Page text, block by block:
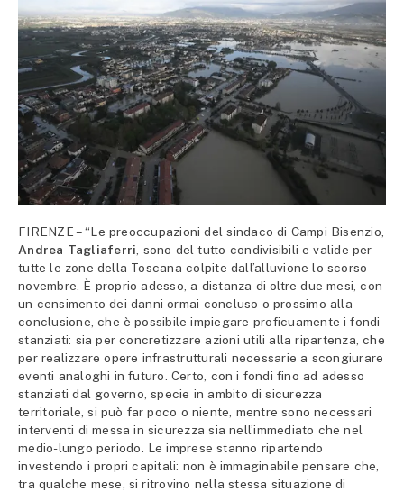
FIRENZE – “Le preoccupazioni del sindaco di Campi Bisenzio,
Andrea Tagliaferri , sono del tutto condivisibili e valide per
tutte le zone della Toscana colpite dall’alluvione lo scorso
novembre. È proprio adesso, a distanza di oltre due mesi, con
un censimento dei danni ormai concluso o prossimo alla
conclusione, che è possibile impiegare proficuamente i fondi
stanziati: sia per concretizzare azioni utili alla ripartenza, che
per realizzare opere infrastrutturali necessarie a scongiurare
eventi analoghi in futuro. Certo, con i fondi fino ad adesso
stanziati dal governo, specie in ambito di sicurezza
territoriale, si può far poco o niente, mentre sono necessari
interventi di messa in sicurezza sia nell’immediato che nel
medio-lungo periodo. Le imprese stanno ripartendo
investendo i propri capitali: non è immaginabile pensare che,
tra qualche mese, si ritrovino nella stessa situazione di